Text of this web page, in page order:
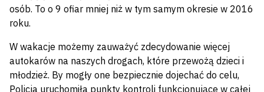
osób. To o 9 ofiar mniej niż w tym samym okresie w 2016
roku.
W wakacje możemy zauważyć zdecydowanie więcej
autokarów na naszych drogach, które przewożą dzieci i
młodzież. By mogły one bezpiecznie dojechać do celu,
Policja uruchomiła punkty kontroli funkcjonujące w całej